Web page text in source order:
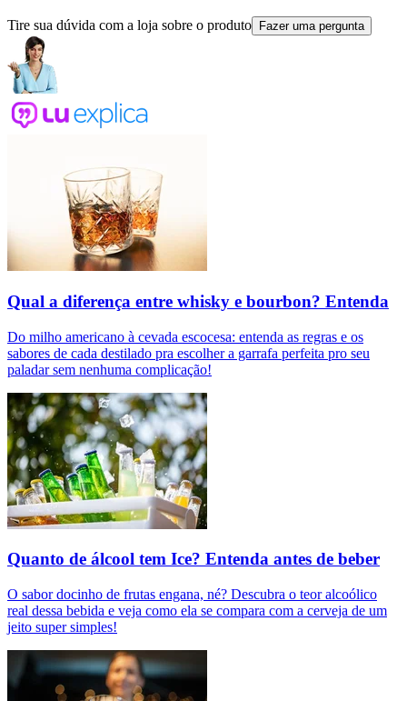
Tire sua dúvida com a loja sobre o produto Fazer uma pergunta
Qual a diferença entre whisky e bourbon? Entenda
Do milho americano à cevada escocesa: entenda as regras e os
sabores de cada destilado pra escolher a garrafa perfeita pro seu
paladar sem nenhuma complicação!
Quanto de álcool tem Ice? Entenda antes de beber
O sabor docinho de frutas engana, né? Descubra o teor alcoólico
real dessa bebida e veja como ela se compara com a cerveja de um
jeito super simples!